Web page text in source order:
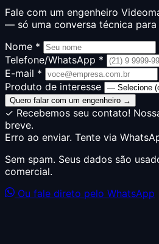
Fale com um engenheiro
— só uma conversa técnica para
Nome *
Telefone/WhatsApp *
E-mail *
Produto de interesse
Quero falar com um engenheiro →
✓ Recebemos seu contato!
breve.
Erro ao enviar. Tente via
Sem spam. Seus dados são
comercial.
Ou fale direto pelo WhatsApp